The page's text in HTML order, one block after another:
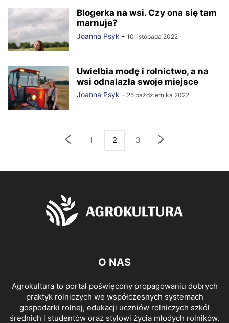
Blogerka na wsi. Czy ona się tam
marnuje?
Joanna Psyk - 10 listopada 2022
Uwielbia modę i rolnictwo, a na
wsi odnalazła swoje miejsce
Joanna Psyk - 25 października 2022
1 2 3
O NAS
Agrokultura to portal poświęcony propagowaniu dobrych
praktyk rolniczych we współczesnych systemach
gospodarki rolnej, edukacji uczniów rolniczych szkół
średnich i studentów oraz stylowi życia młodych rolników.